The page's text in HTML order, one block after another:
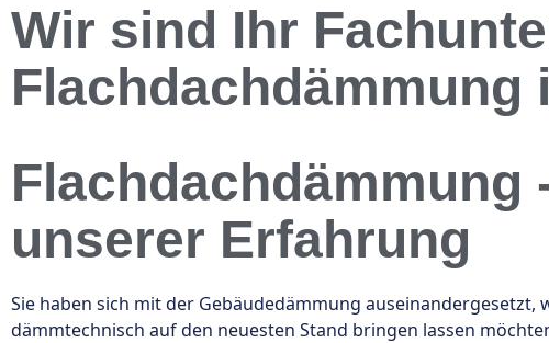
Wir sind Ihr
Flachdachdämmung
Flachdachdämmung
unserer Erfahrung
Sie haben sich mit der Gebäudedämmung auseinandergesetzt,
dämmtechnisch auf den neuesten Stand bringen lassen